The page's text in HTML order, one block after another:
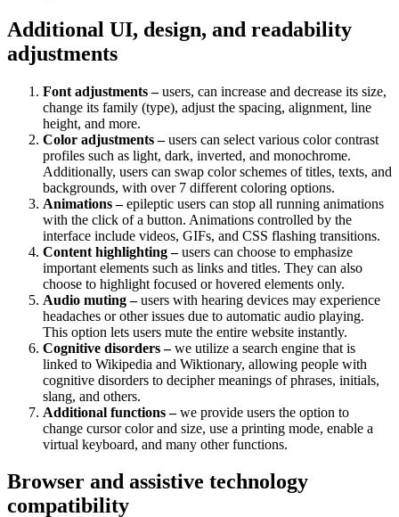
Additional UI, design, and readability
adjustments
Font adjustments –users, can increase and decrease its size,
change its family (type), adjust the spacing, alignment, line
height, and more.
Color adjustments –users can select various color contrast
profiles such as light, dark, inverted, and monochrome.
Additionally, users can swap color schemes of titles, texts, and
backgrounds, with over 7 different coloring options.
Animations –epileptic users can stop all running animations
with the click of a button. Animations controlled by the
interface include videos, GIFs, and CSS flashing transitions.
Content highlighting –users can choose to emphasize
important elements such as links and titles. They can also
choose to highlight focused or hovered elements only.
Audio muting –users with hearing devices may experience
headaches or other issues due to automatic audio playing.
This option lets users mute the entire website instantly.
Cognitive disorders –we utilize a search engine that is
linked to Wikipedia and Wiktionary, allowing people with
cognitive disorders to decipher meanings of phrases, initials,
slang, and others.
Additional functions –we provide users the option to
change cursor color and size, use a printing mode, enable a
virtual keyboard, and many other functions.
Browser and assistive technology
compatibility